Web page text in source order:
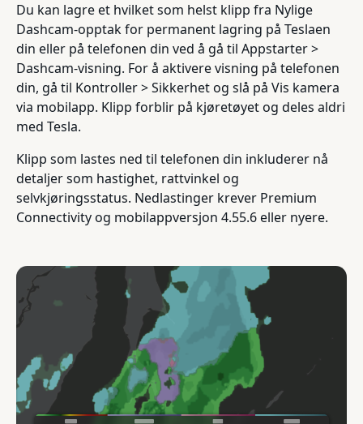
Du kan lagre et hvilket som helst klipp fra Nylige
Dashcam-opptak for permanent lagring på Teslaen
din eller på telefonen din ved å gå til Appstarter >
Dashcam-visning. For å aktivere visning på telefonen
din, gå til Kontroller > Sikkerhet og slå på Vis kamera
via mobilapp. Klipp forblir på kjøretøyet og deles aldri
med Tesla.
Klipp som lastes ned til telefonen din inkluderer nå
detaljer som hastighet, rattvinkel og
selvkjøringsstatus. Nedlastinger krever Premium
Connectivity og mobilappversjon 4.55.6 eller nyere.